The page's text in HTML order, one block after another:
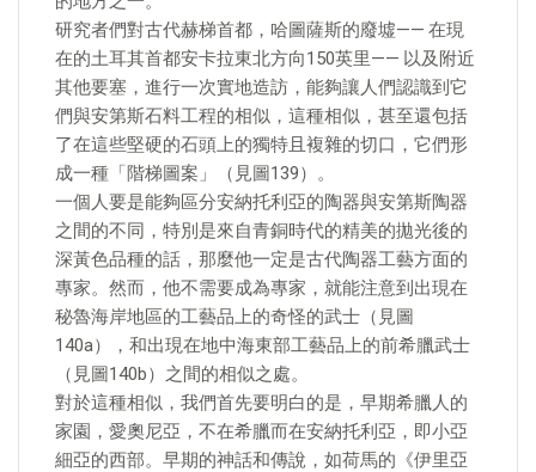
研究者們對古代赫梯首都，哈圖薩斯的廢墟—— 在現
在的土耳其首都安卡拉東北方向150英里—— 以及附近
其他要塞，進行一次實地造訪，能夠讓人們認識到它
們與安第斯石料工程的相似，這種相似，甚至還包括
了在這些堅硬的石頭上的獨特且複雜的切口，它們形
成一種「階梯圖案」（見圖139）。
一個人要是能夠區分安納托利亞的陶器與安第斯陶器
之間的不同，特別是來自青銅時代的精美的拋光後的
深黃色品種的話，那麼他一定是古代陶器工藝方面的
專家。然而，他不需要成為專家，就能注意到出現在
秘魯海岸地區的工藝品上的奇怪的武士（見圖
140a），和出現在地中海東部工藝品上的前希臘武士
（見圖140b）之間的相似之處。
對於這種相似，我們首先要明白的是，早期希臘人的
家園，愛奧尼亞，不在希臘而在安納托利亞，即小亞
細亞的西部。早期的神話和傳說，如荷馬的《伊里亞